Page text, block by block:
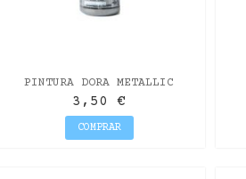
PINTURA DORA METALLIC
ANTRACITA 50ML
3,50 €
COMPRAR